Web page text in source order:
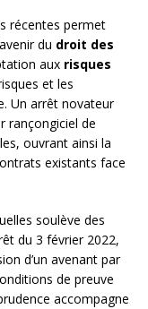
récentes permet
du droit des
aux risques
et les
Un arrêt novateur
rançongiciel de
ouvrant ainsi la
existants face
soulève des
du 3 février 2022,
d’un avenant par
de preuve
accompagne